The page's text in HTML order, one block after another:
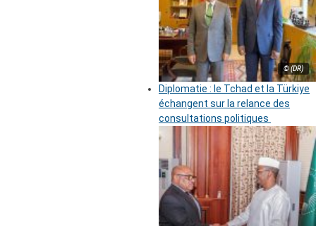
© (DR)
Diplomatie : le Tchad et la Türkiye
échangent sur la relance des
consultations politiques